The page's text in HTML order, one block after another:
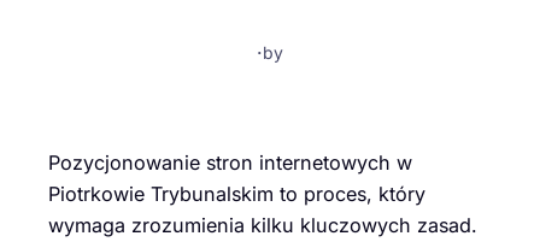
·by
Pozycjonowanie stron internetowych w
Piotrkowie Trybunalskim to proces, który
wymaga zrozumienia kilku kluczowych zasad.